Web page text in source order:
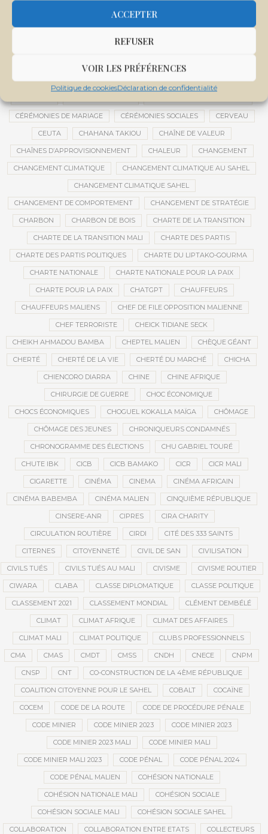
ACCEPTER
REFUSER
VOIR LES PRÉFÉRENCES
Politique de cookiesDéclaration de confidentialité
CENTRE DE SANTÉ COMMUNAUTAIRE
CENTRE INTERNATIONAL DE CONFÉRENCES DE BAMAKO
CENTRE MALI
CENTRE NATIONAL DES EXAMENS ET CONCOURS DE L’ÉDUCATION
CENTRES DE DONNÉES CERCLE DE RÉFLEXION À DISTANCE
CÉRÉMONIES DE MARIAGE CÉRÉMONIES SOCIALES CERVEAU
CEUTA CHAHANA TAKIOU CHAÎNE DE VALEUR
CHAÎNES D’APPROVISIONNEMENT CHALEUR CHANGEMENT
CHANGEMENT CLIMATIQUE CHANGEMENT CLIMATIQUE AU SAHEL
CHANGEMENT CLIMATIQUE SAHEL
CHANGEMENT DE COMPORTEMENT CHANGEMENT DE STRATÉGIE
CHARBON CHARBON DE BOIS CHARTE DE LA TRANSITION
CHARTE DE LA TRANSITION MALI CHARTE DES PARTIS
CHARTE DES PARTIS POLITIQUES CHARTE DU LIPTAKO-GOURMA
CHARTE NATIONALE CHARTE NATIONALE POUR LA PAIX
CHARTE POUR LA PAIX CHATGPT CHAUFFEURS
CHAUFFEURS MALIENS CHEF DE FILE OPPOSITION MALIENNE
CHEF TERRORISTE CHEICK TIDIANE SECK
CHEIKH AHMADOU BAMBA CHEPTEL MALIEN CHÈQUE GÉANT
CHERTÉ CHERTÉ DE LA VIE CHERTÉ DU MARCHÉ CHICHA
CHIENCORO DIARRA CHINE CHINE AFRIQUE
CHIRURGIE DE GUERRE CHOC ÉCONOMIQUE
CHOCS ÉCONOMIQUES CHOGUEL KOKALLA MAÏGA CHÔMAGE
CHÔMAGE DES JEUNES CHRONIQUEURS CONDAMNÉS
CHRONOGRAMME DES ÉLECTIONS CHU GABRIEL TOURÉ
CHUTE IBK CICB CICB BAMAKO CICR CICR MALI
CIGARETTE CINÉMA CINEMA CINÉMA AFRICAIN
CINÉMA BABEMBA CINÉMA MALIEN CINQUIÈME RÉPUBLIQUE
CINSERE-ANR CIPRES CIRA CHARITY
CIRCULATION ROUTIÈRE CIRDI CITÉ DES 333 SAINTS
CITERNES CITOYENNETÉ CIVIL DE SAN CIVILISATION
CIVILS TUÉS CIVILS TUÉS AU MALI CIVISME CIVISME ROUTIER
CIWARA CLABA CLASSE DIPLOMATIQUE CLASSE POLITIQUE
CLASSEMENT 2021 CLASSEMENT MONDIAL CLÉMENT DEMBÉLÉ
CLIMAT CLIMAT AFRIQUE CLIMAT DES AFFAIRES
CLIMAT MALI CLIMAT POLITIQUE CLUBS PROFESSIONNELS
CMA CMAS CMDT CMSS CNDH CNECE CNPM
CNSP CNT CO-CONSTRUCTION DE LA 4ÈME RÉPUBLIQUE
COALITION CITOYENNE POUR LE SAHEL COBALT COCAÏNE
COCEM CODE DE LA ROUTE CODE DE PROCÉDURE PÉNALE
CODE MINIER CODE MINIER 2023 CODE MINIER 2023
CODE MINIER 2023 MALI CODE MINIER MALI
CODE MINIER MALI 2023 CODE PÉNAL CODE PÉNAL 2024
CODE PÉNAL MALIEN COHÉSION NATIONALE
COHÉSION NATIONALE MALI COHÉSION SOCIALE
COHÉSION SOCIALE MALI COHÉSION SOCIALE SAHEL
COLLABORATION COLLABORATION ENTRE ETATS COLLECTEURS